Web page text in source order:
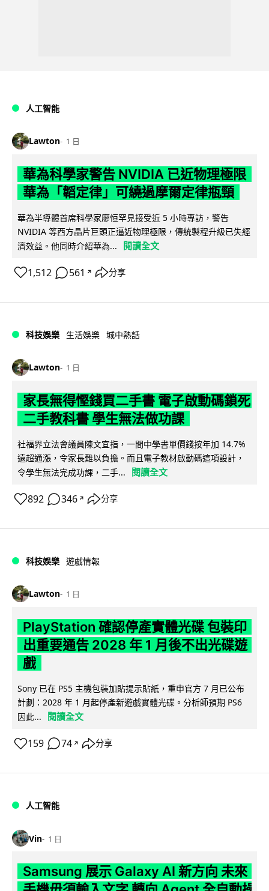
人工智能
Lawton 1 日
華為科學家警告 NVIDIA 已近物理極限
華為「韜定律」可繞過摩爾定律瓶頸
華為半導體首席科學家廖恒罕見接受近 5 小時專訪，警告
NVIDIA 等西方晶片巨頭正逼近物理極限，傳統製程升級已失經
濟效益。他同時介紹華為...
閱讀全文
1,512 561 ↗ 分享
科技娛樂 生活娛樂 城中熱話
Lawton 1 日
家長無得慳錢買二手書 電子啟動碼鎖死
二手教科書 學生無法做功課
社福界立法會議員陳文宜指，一間中學書單價錢按年加 14.7%
遠超通漲，令家長難以負擔。而且電子教材啟動碼這項設計，
令學生無法完成功課，二手...
閱讀全文
892 346 ↗ 分享
科技娛樂 遊戲情報
Lawton 1 日
PlayStation 確認停產實體光碟 包裝印
出重要通告 2028 年 1 月後不出光碟遊
戲
Sony 已在 PS5 主機包裝加貼提示貼紙，重申官方 7 月已公布
計劃：2028 年 1 月起停產新遊戲實體光碟。分析師預期 PS6
因此...
閱讀全文
159 74 ↗ 分享
人工智能
Vin 1 日
Samsung 展示 Galaxy AI 新方向 未來